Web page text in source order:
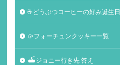
☕️どうぶつコーヒーの好み誕生日
🥠フォーチュンクッキー一覧
⛴ジョニー行き先 答え